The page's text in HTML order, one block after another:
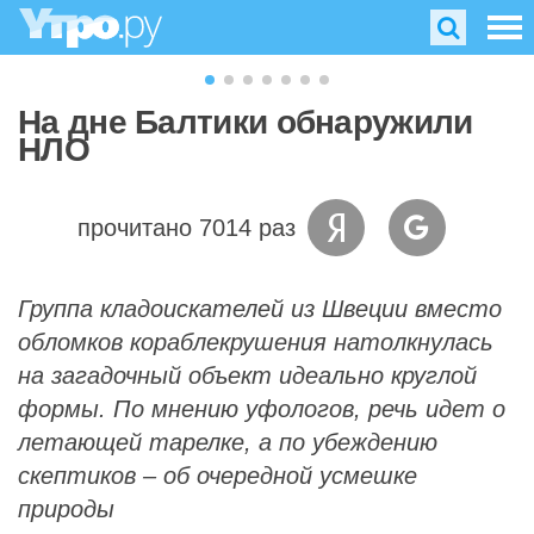
На дне Балтики обнаружили
НЛО
прочитано 7014 раз
Группа кладоискателей из Швеции вместо
обломков кораблекрушения натолкнулась
на загадочный объект идеально круглой
формы. По мнению уфологов, речь идет о
летающей тарелке, а по убеждению
скептиков – об очередной усмешке
природы